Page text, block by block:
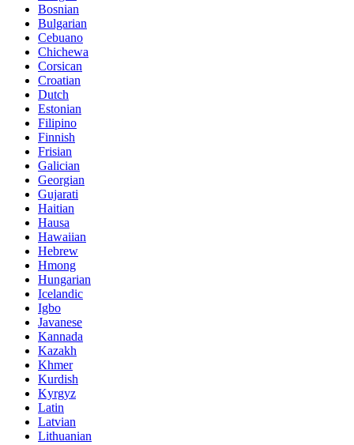
Bosnian
Bulgarian
Cebuano
Chichewa
Corsican
Croatian
Dutch
Estonian
Filipino
Finnish
Frisian
Galician
Georgian
Gujarati
Haitian
Hausa
Hawaiian
Hebrew
Hmong
Hungarian
Icelandic
Igbo
Javanese
Kannada
Kazakh
Khmer
Kurdish
Kyrgyz
Latin
Latvian
Lithuanian